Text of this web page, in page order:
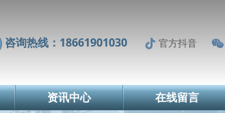
咨询热线：18661901030 官方抖音
资讯中心 在线留言